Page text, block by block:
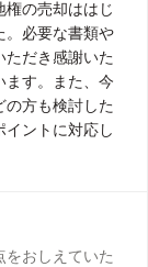
の売却ははじ
。必要な書類や
だき感謝いた
ます。また、今
方も検討した
ントに対応し
おしえていた